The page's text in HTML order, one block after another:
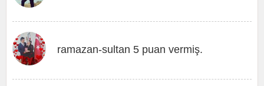
ramazan-sultan 5 puan vermiş.